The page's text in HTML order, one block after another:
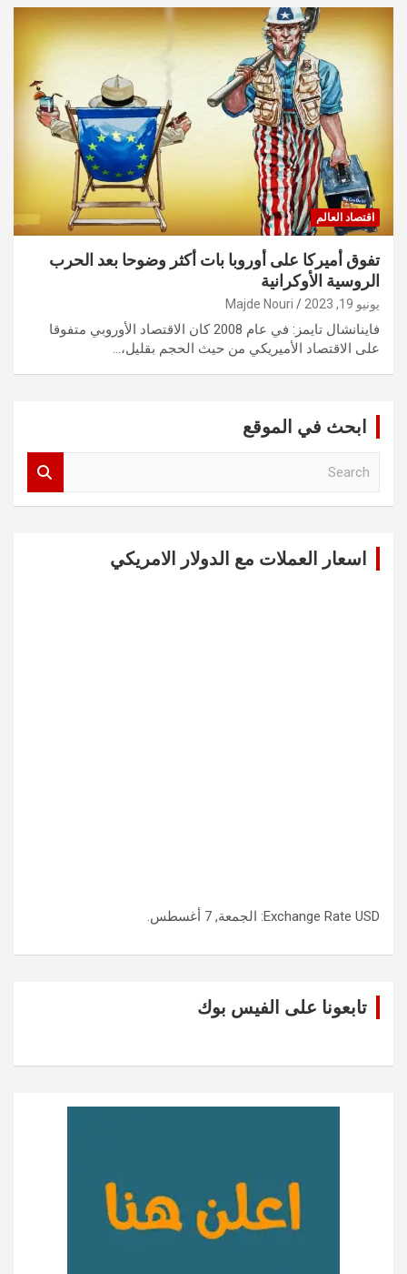
اقتصاد العالم
تفوق أميركا على أوروبا بات أكثر وضوحا بعد الحرب
الروسية الأوكرانية
يونيو 19, 2023 Majde Nouri
فاينانشال تايمز: في عام 2008 كان الاقتصاد الأوروبي متفوقا
على الاقتصاد الأميريكي من حيث الحجم بقليل،…
ابحث في الموقع
اسعار العملات مع الدولار الامريكي
Exchange Rate USD : الجمعة, 7 أغسطس.
تابعونا على الفيس بوك